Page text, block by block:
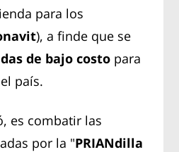
para los
), a finde que se
de bajo costo para
país.
es combatir las
por la "PRIANdilla